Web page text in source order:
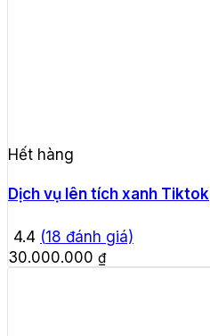
Hết hàng
Dịch vụ lên tích xanh Tiktok
4.4 (18 đánh giá)
30.000.000 ₫